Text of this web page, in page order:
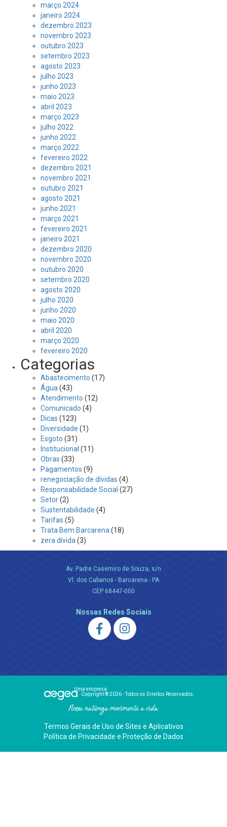
março 2024
janeiro 2024
dezembro 2023
novembro 2023
outubro 2023
setembro 2023
agosto 2023
julho 2023
junho 2023
maio 2023
abril 2023
março 2023
julho 2022
junho 2022
março 2022
fevereiro 2022
dezembro 2021
novembro 2021
outubro 2021
agosto 2021
junho 2021
março 2021
fevereiro 2021
janeiro 2021
dezembro 2020
novembro 2020
outubro 2020
setembro 2020
agosto 2020
julho 2020
junho 2020
maio 2020
abril 2020
março 2020
fevereiro 2020
Categorias
Abastecimento (17)
Água (43)
Atendimento (12)
Comunicado (4)
Dicas (123)
Diversidade (1)
Esgoto (31)
Institucional (11)
Obras (33)
Pagamentos (9)
renegociação de dívidas (4)
Responsabilidade Social (27)
Setor(2)
Sustentabilidade (4)
Tarifas (5)
Trata Bem Barcarena (18)
zera dívida (3)
Av. Padre Casemiro de Souza, s/n
Vl. dos Cabanos - Barcarena - PA
CEP 68447-000
Nossas Redes Sociais
Uma empresa
Copyright ® 2026 - Todos os Direitos Reservados.
Nossa natureza movimenta a vida
Termos Gerais de Uso de Sites e Aplicativos
Política de Privacidade e Proteção de Dados